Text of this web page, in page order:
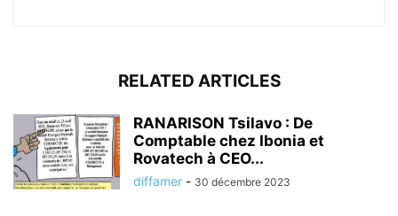
RELATED ARTICLES
RANARISON Tsilavo : De
Comptable chez Ibonia et
Rovatech à CEO...
diffamer - 30 décembre 2023